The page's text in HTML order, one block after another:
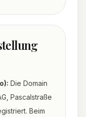
Die Domain
Pascalstraße
Beim